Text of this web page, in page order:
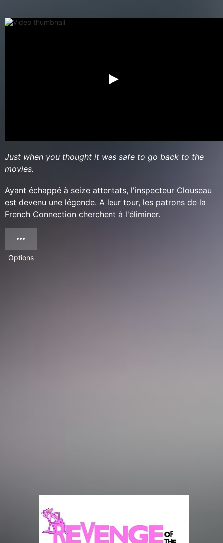
Just when you thought it was safe to go back to the
movies.
Ayant échappé à seize attentats, l'inspecteur Clouseau
est devenu une légende. A leur tour, les patrons de la
French Connection cherchent à l'éliminer.
Options